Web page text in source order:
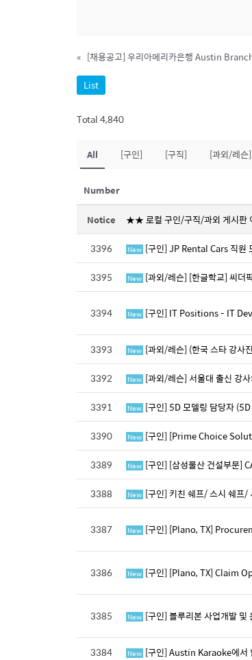
« [채용공고] 우리아메리카은행 Austin
List
Total 4,840
All [구인] [구직] [과외/레슨]
Number
Notice ★★ 로컬 구인/구직/과외 게시
3396
New [구인] JP Rental Cars 직원
3395
New [과외/레슨] [한글학교] 씨더
3394 New [구인] IT Positions - IT
3393 New [과외/레슨] (한국 스타 강사
3392
New [과외/레슨] 서울대 출신 강
3391
New [구인] 5D 모델링 담당자
3390
New [구인] [Prime Choice
3389
New [구인] [삼성물산 건설부문
3388
New [구인] 키친 쉐프/ 스시 쉐프
3387 New [구인] [Plano, TX]
3386 New [구인] [Plano, TX] Claim
3385 New [구인] 블루리본 사업개발 및
3384 New [구인] Austin Karaoke에서